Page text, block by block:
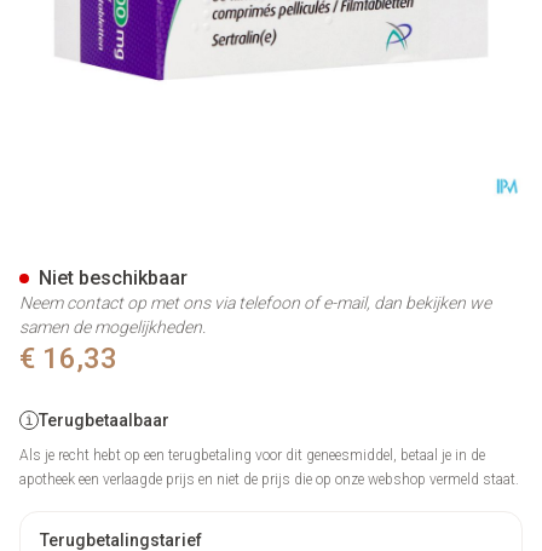
€ 16,33
Terugbetaalbaar
Als je recht hebt op een terugbetaling voor dit geneesmiddel, betaal je in de
apotheek een verlaagde prijs en niet de prijs die op onze webshop vermeld staat.
Terugbetalingstarief
Niet beschikbaar
Neem contact op met ons via telefoon of e-mail, dan bekijken we
samen de mogelijkheden.